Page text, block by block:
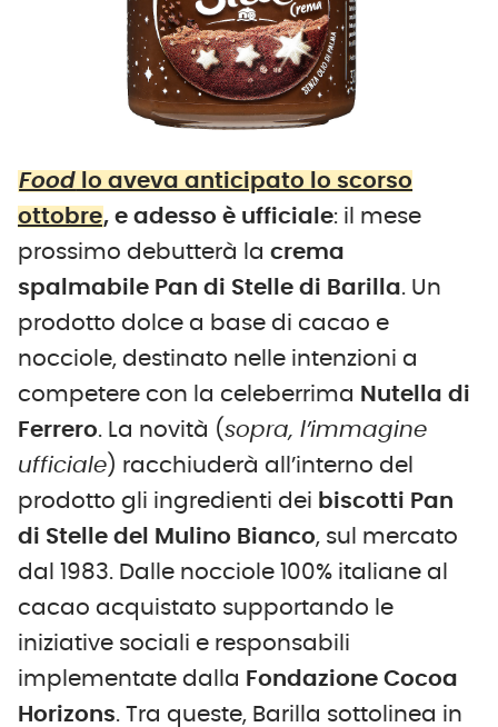
Food lo aveva anticipato lo scorso
ottobre, e adesso è ufficiale: il mese
prossimo debutterà la crema
spalmabile Pan di Stelle di Barilla. Un
prodotto dolce a base di cacao e
nocciole, destinato nelle intenzioni a
competere con la celeberrima Nutella di
Ferrero. La novità ( sopra, l’immagine
ufficiale ) racchiuderà all’interno del
prodotto gli ingredienti dei biscotti Pan
di Stelle del Mulino Bianco, sul mercato
dal 1983. Dalle nocciole 100% italiane al
cacao acquistato supportando le
iniziative sociali e responsabili
implementate dalla Fondazione Cocoa
Horizons. Tra queste, Barilla sottolinea in